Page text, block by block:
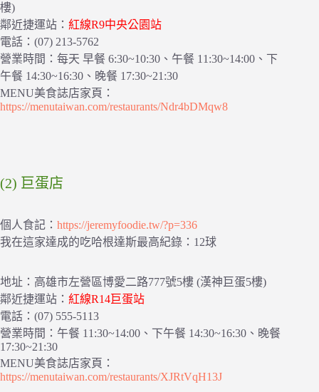
樓)
鄰近捷運站： 紅線R9中央公園站
電話：(07) 213-5762
營業時間：每天 早餐 6:30~10:30、午餐 11:30~14:00、下
午餐 14:30~16:30、晚餐 17:30~21:30
MENU美食誌店家頁：
https://menutaiwan.com/restaurants/Ndr4bDMqw8
(2) 巨蛋店
個人食記： https://jeremyfoodie.tw/?p=336
我在這家達成的吃哈根達斯最高紀錄：12球
地址：高雄市左營區博愛二路777號5樓 (漢神巨蛋5樓)
鄰近捷運站： 紅線R14巨蛋站
電話：(07) 555-5113
營業時間：午餐 11:30~14:00、下午餐 14:30~16:30、晚餐
17:30~21:30
MENU美食誌店家頁：
https://menutaiwan.com/restaurants/XJRtVqH13J